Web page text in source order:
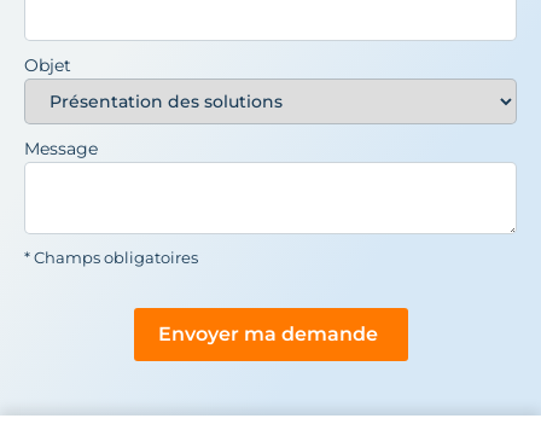
Objet
Message
* Champs obligatoires
Envoyer ma demande